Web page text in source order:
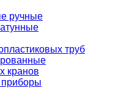
ручные
труб
кранов
приборы